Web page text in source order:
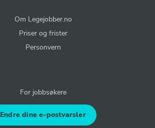
Om Legejobber.no
Priser og frister
Personvern
For jobbsøkere
Endre dine e-postvarsler